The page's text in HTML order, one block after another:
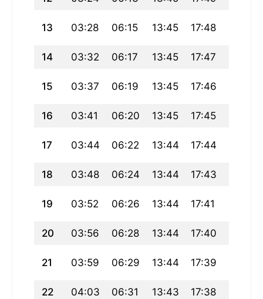
13 03:28 06:15 13:45 17:48
14 03:32 06:17 13:45 17:47
15 03:37 06:19 13:45 17:46
16 03:41 06:20 13:45 17:45
17 03:44 06:22 13:44 17:44
18 03:48 06:24 13:44 17:43
19 03:52 06:26 13:44 17:41
20 03:56 06:28 13:44 17:40
21 03:59 06:29 13:44 17:39
22 04:03 06:31 13:43 17:38